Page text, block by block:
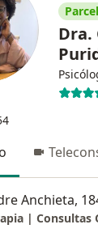
Dra.
Anchieta,
| Consultas